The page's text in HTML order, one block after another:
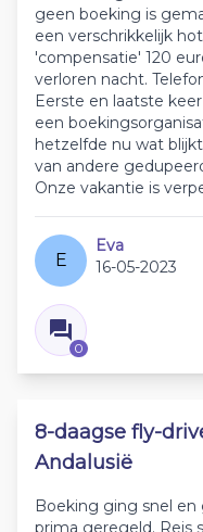
geen boeking is
een verschrikkelijk
'compensatie' 120
verloren nacht.
Eerste en laatste
een
hetzelfde nu wat
van andere
Onze vakantie is
E
Eva
16-05-2023
0
8-daagse fly-
Andalusië
Boeking ging snel en
prima geregeld. Reis